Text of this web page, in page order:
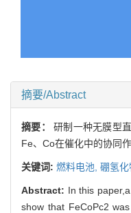
摘要/Abstract
摘要： 研制一种无膜型
Fe、Co在催化中的协同
关键词: 燃料电池, 硼氢化
Abstract: In this
show that FeCoPc2